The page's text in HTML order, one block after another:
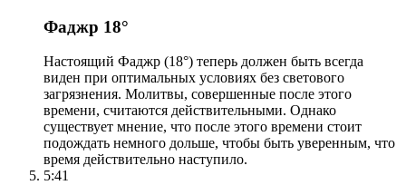
Фаджр 18°
Настоящий Фаджр (18°) теперь должен быть всегда
виден при оптимальных условиях без светового
загрязнения. Молитвы, совершенные после этого
времени, считаются действительными. Однако
существует мнение, что после этого времени стоит
подождать немного дольше, чтобы быть уверенным, что
время действительно наступило.
5:41